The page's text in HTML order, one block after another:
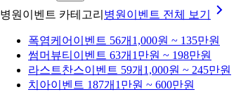
병원이벤트 카테고리 병원이벤트 전체 보기
폭염케어 이벤트 56개 1,000원 ~ 135만원
썸머뷰티 이벤트 63개 1만원 ~ 198만원
라스트찬스이벤트 59개 1,000원 ~ 245만원
치아이벤트 187개 1만원 ~ 600만원